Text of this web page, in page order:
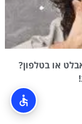
או בטלפון?